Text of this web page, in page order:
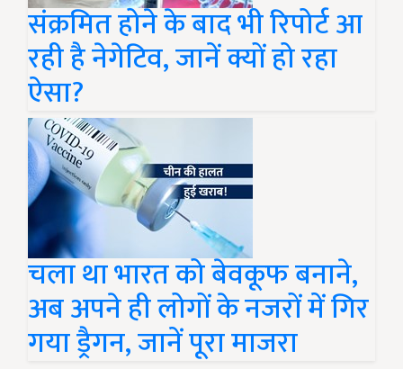
संक्रमित होने के बाद भी रिपोर्ट आ
रही है नेगेटिव, जानें क्यों हो रहा
ऐसा?
चला था भारत को बेवकूफ बनाने,
अब अपने ही लोगों के नजरों में गिर
गया ड्रैगन, जानें पूरा माजरा